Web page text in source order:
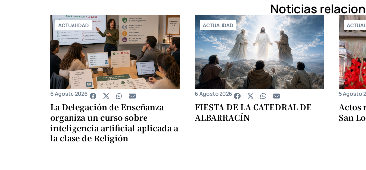
Noticias
ACTUALIDAD
La Delegación de Enseñanza
organiza un curso sobre
inteligencia artificial aplicada a
la clase de Religión
6 Agosto 2026
ACTUALIDAD
FIESTA DE LA CATEDRAL DE
ALBARRACÍN
6 Agosto 2026
Actos
San
5 Agosto